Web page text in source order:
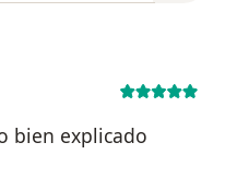
bien explicado